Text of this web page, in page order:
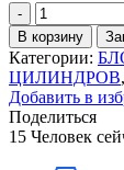
Количество
товара
Кольцо
503-
12
В корзину
Категории:
ЦИЛИНДРОВ,
Добавить в
Поделиться
15 Человек